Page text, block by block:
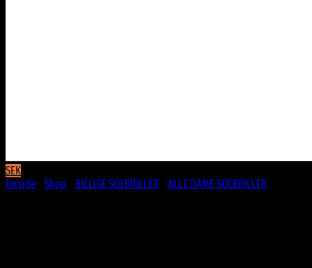
SEK
Forside
Shop BILLIGE SOLBRILLER ALLE DAME SOLBRILLER